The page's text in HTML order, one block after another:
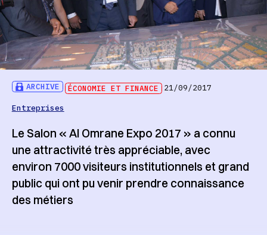
ARCHIVE ÉCONOMIE ET FINANCE
21/09/2017
Entreprises
Le Salon « Al Omrane Expo 2017 » a connu
une attractivité très appréciable, avec
environ 7000 visiteurs institutionnels et grand
public qui ont pu venir prendre connaissance
des métiers